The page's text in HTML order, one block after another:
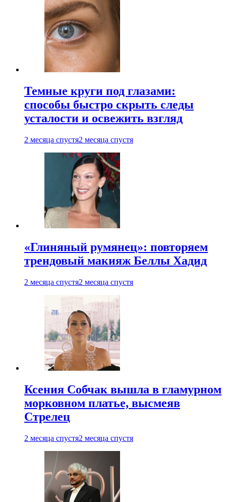
Темные круги под глазами:
способы быстро скрыть следы
усталости и освежить взгляд
2 месяца спустя2 месяца спустя
«Глиняный румянец»: повторяем
трендовый макияж Беллы Хадид
2 месяца спустя2 месяца спустя
Ксения Собчак вышла в гламурном
морковном платье, высмеяв
Стрелец
2 месяца спустя2 месяца спустя